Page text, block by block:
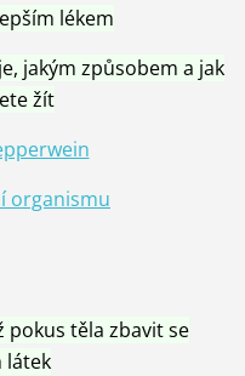
lékem
jakým způsobem a jak
žít
organismu
pokus těla zbavit se
látek